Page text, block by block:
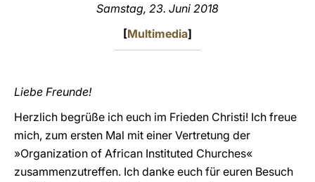
Samstag, 23. Juni 2018
[Multimedia]
Liebe Freunde!
Herzlich begrüße ich euch im Frieden Christi! Ich freue
mich, zum ersten Mal mit einer Vertretung der
»Organization of African Instituted Churches«
zusammenzutreffen. Ich danke euch für euren Besuch